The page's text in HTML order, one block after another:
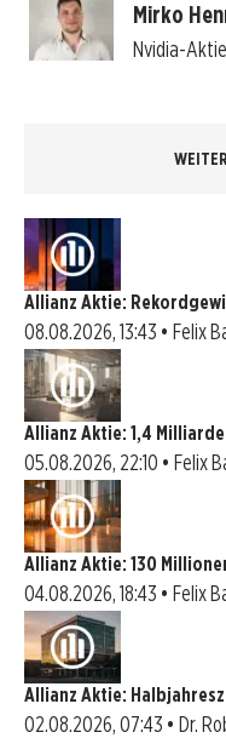
Mirko
Nvidia-
Allianz Aktie:
08.08.2026, 13:43 • Felix
Allianz Aktie: 1,4
05.08.2026, 22:10 • Felix
Allianz Aktie: 130
04.08.2026, 18:43 • Felix
Allianz Aktie:
02.08.2026, 07:43 • Dr.